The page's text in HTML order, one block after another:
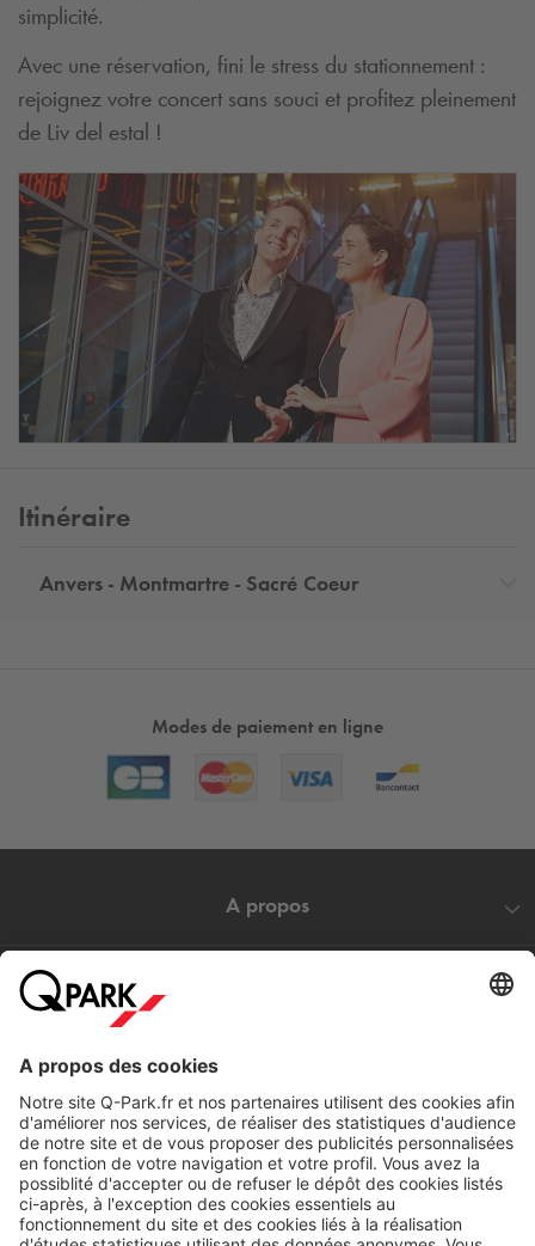
simplicité.
Avec une réservation, fini le stress du stationnement :
rejoignez votre concert sans souci et profitez pleinement
de Liv del estal !
Itinéraire
Anvers - Montmartre - Sacré Coeur
Modes de paiement en ligne
A propos
Nos services